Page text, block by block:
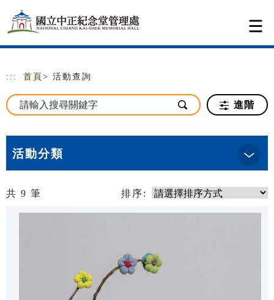
跳到主要內容
網站導覽
::: 首頁 > 活動查詢
進階
活動分類
共 9 筆 排序: